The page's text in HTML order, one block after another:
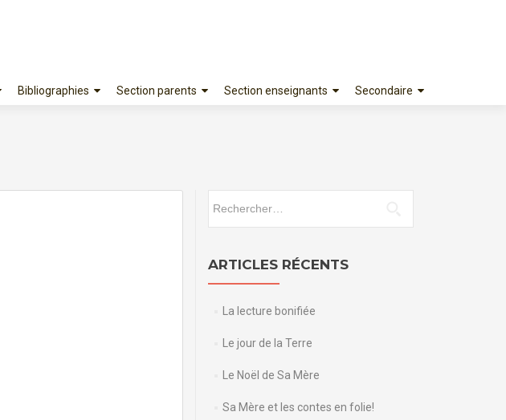
Bibliographies Section parents Section enseignants Secondaire
ARTICLES RÉCENTS
La lecture bonifiée
Le jour de la Terre
Le Noël de Sa Mère
Sa Mère et les contes en folie!